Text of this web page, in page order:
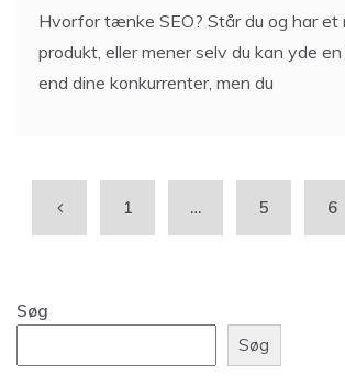
Hvorfor tænke SEO? Står du og har et
produkt, eller mener selv du kan yde
end dine konkurrenter, men du
1 … 5 6
Søg
Søg